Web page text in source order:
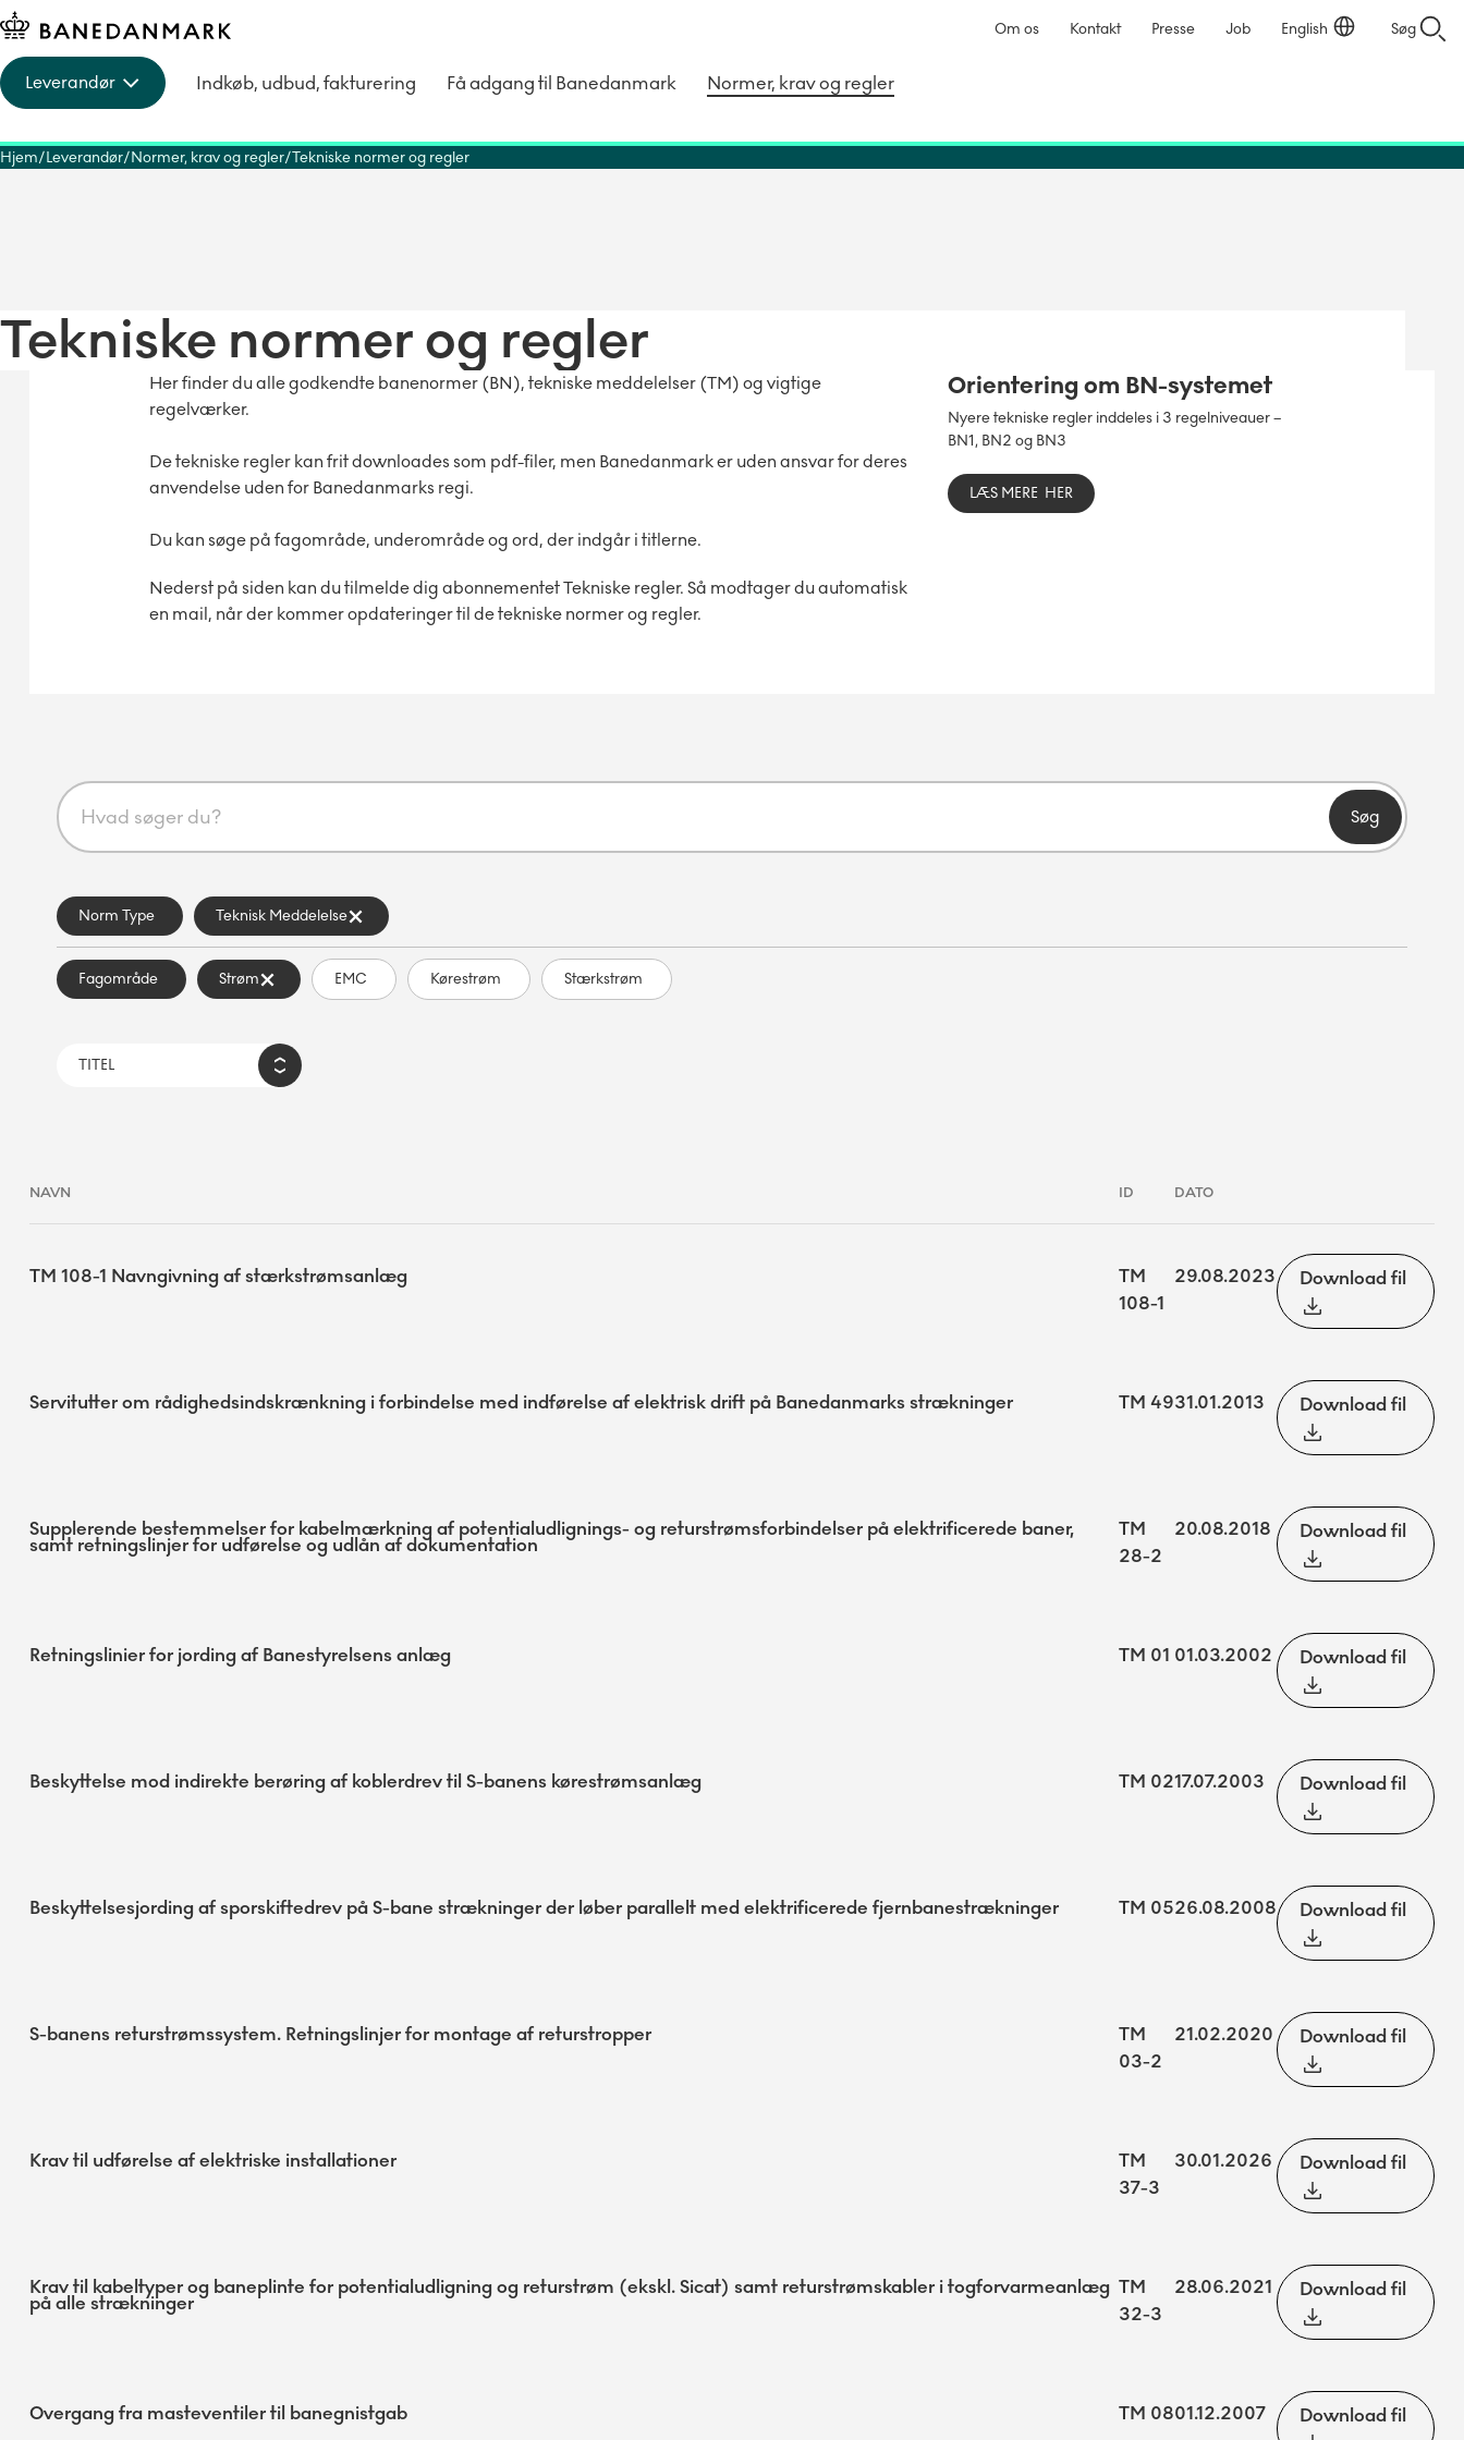
Leverandør Indkøb, udbud, fakturering Få adgang til Banedanmark Normer, krav og regler
Om os Kontakt Presse Job English Søg
Hjem Leverandør Normer, krav og regler Tekniske normer og regler
Tekniske normer og regler
Her finder du alle godkendte banenormer (BN), tekniske meddelelser (TM) og vigtige
regelværker.
De tekniske regler kan frit downloades som pdf-filer, men Banedanmark er uden ansvar for deres
anvendelse uden for Banedanmarks regi.
Du kan søge på fagområde, underområde og ord, der indgår i titlerne.
Nederst på siden kan du tilmelde dig abonnementet Tekniske regler. Så modtager du automatisk
en mail, når der kommer opdateringer til de tekniske normer og regler.
Orientering om BN-systemet
Nyere tekniske regler inddeles i 3 regelniveauer –
BN1, BN2 og BN3
LÆS MERE HER
Søg
Norm Type Teknisk Meddelelse
Fagområde Strøm EMC Kørestrøm Stærkstrøm
NAVN ID DATO
TM 108-1 Navngivning af stærkstrømsanlæg
TM
108-1
29.08.2023 Download fil
Servitutter om rådighedsindskrænkning i forbindelse med indførelse af elektrisk drift på Banedanmarks strækninger TM 4931.01.2013 Download fil
Supplerende bestemmelser for kabelmærkning af potentialudlignings- og returstrømsforbindelser på elektrificerede baner,
samt retningslinjer for udførelse og udlån af dokumentation
TM
28-2
20.08.2018 Download fil
Retningslinier for jording af Banestyrelsens anlæg TM 01 01.03.2002 Download fil
Beskyttelse mod indirekte berøring af koblerdrev til S-banens kørestrømsanlæg TM 0217.07.2003 Download fil
Beskyttelsesjording af sporskiftedrev på S-bane strækninger der løber parallelt med elektrificerede fjernbanestrækninger TM 0526.08.2008 Download fil
S-banens returstrømssystem. Retningslinjer for montage af returstropper
TM
03-2
21.02.2020 Download fil
Krav til udførelse af elektriske installationer
TM
37-3
30.01.2026 Download fil
Krav til kabeltyper og baneplinte for potentialudligning og returstrøm (ekskl. Sicat) samt returstrømskabler i togforvarmeanlæg
på alle strækninger
TM
32-3
28.06.2021 Download fil
Overgang fra masteventiler til banegnistgab TM 0801.12.2007 Download fil